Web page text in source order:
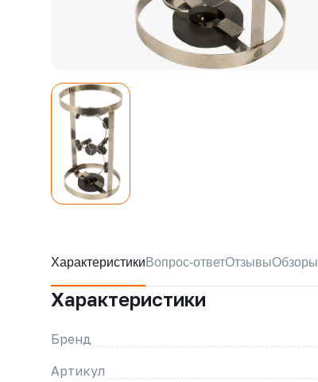
Характеристики Вопрос-ответОтзывыОбзоры
Характеристики
Бренд
Артикул